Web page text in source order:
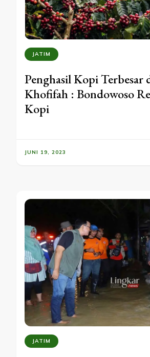
JATIM
Penghasil Kopi Terbesar
Khofifah : Bondowoso
Kopi
JUNI 19, 2023
JATIM